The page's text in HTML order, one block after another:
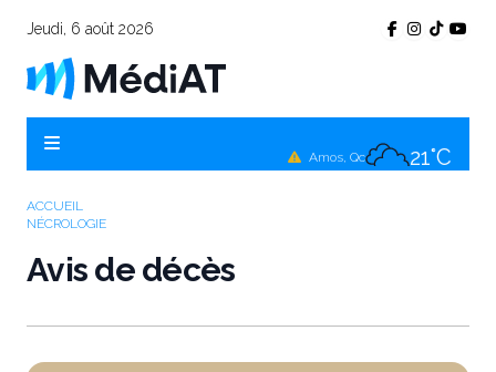
Jeudi, 6 août 2026
21°C
ACCUEIL
NÉCROLOGIE
Avis de décès